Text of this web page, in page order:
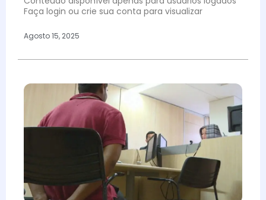
Faça login ou crie sua conta para visualizar
Agosto 15, 2025